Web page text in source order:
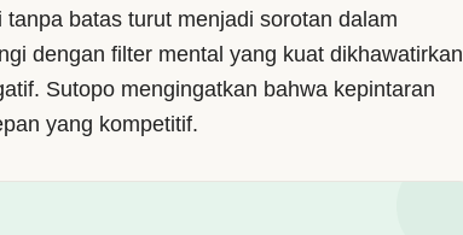
batas turut menjadi sorotan dalam
dengan filter mental yang kuat dikhawatirkan
Sutopo mengingatkan bahwa kepintaran
yang kompetitif.